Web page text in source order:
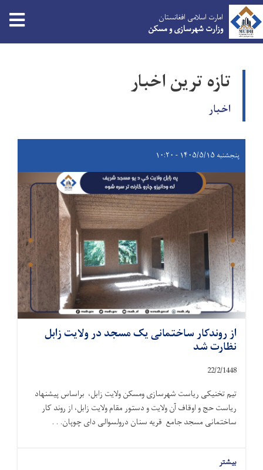
content
امارت اسلامی افغانستان
وزارت شهرسازی و مسکن
تازه ترین اخبار
اخبار
پنجشنبه ۱۴۰۵/۵/۱۵ - ۱۰:۲۰
از روندکار ساختمانی یک مسجد در ولایت زابل
نظارت شد
22/2/1448
تیم تخنیکی ریاست شهرسازی ومسکن ولایت زابل، براساس پیشنهاد
ریاست حج و اوقاف آن ولایت و دستور مقام ولایت زابل، از روند کار
ساختمانی مسجد جامع قریه سنان درولسوالی دای چوپان. . .
بیشتر